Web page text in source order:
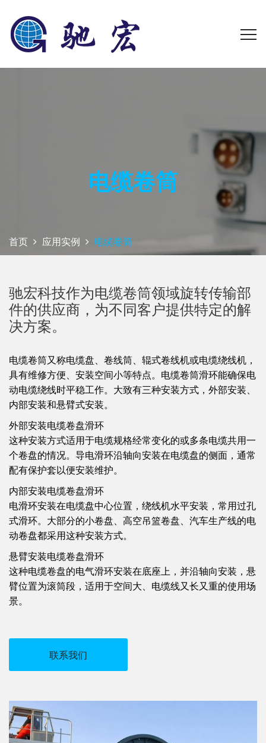
电缆卷筒
首页 应用实例 电缆卷筒
驰宏科技作为电缆卷筒领域旋转传输部
件的供应商，为不同客户提供特定的解
决方案。
电缆卷筒又称电缆盘、卷线筒、辊式卷线机或电缆绕线机，
具有维修方便、安装空间小等特点。电缆卷筒滑环能确保电
动电缆绕线时平稳工作。大致有三种安装方式，外部安装、
内部安装和悬臂式安装。
外部安装电缆卷盘滑环
这种安装方式适用于电缆规格经常变化的或多条电缆共用一
个卷盘的情况。导电滑环沿轴向安装在电缆盘的侧面，通常
配有保护套以便安装维护。
内部安装电缆卷盘滑环
电滑环安装在电缆盘中心位置，绕线机水平安装，常用过孔
式滑环。大部分的小卷盘、高空吊篮卷盘、汽车生产线的电
动卷盘都采用这种安装方式。
悬臂安装电缆卷盘滑环
这种电缆卷盘的电气滑环安装在底座上，并沿轴向安装，悬
臂位置为滚筒段，适用于空间大、电缆线又长又重的使用场
景。
联系我们